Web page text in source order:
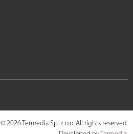
© 2026 Termedia Sp. z o.o. All rights reserved.